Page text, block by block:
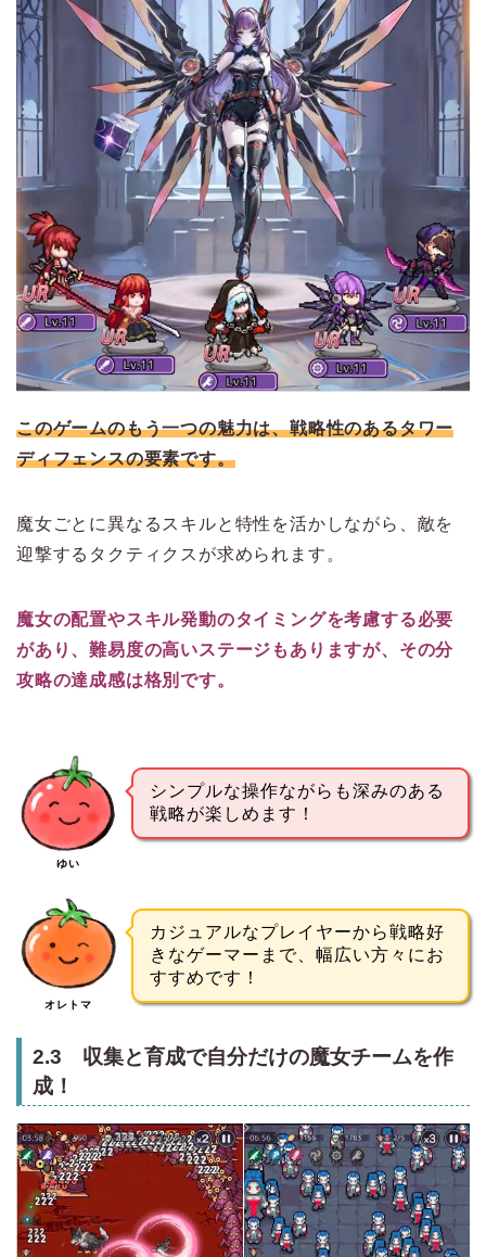
このゲームのもう一つの魅力は、戦略性のあるタワー
ディフェンスの要素です。
魔女ごとに異なるスキルと特性を活かしながら、敵を
迎撃するタクティクスが求められます。
魔女の配置やスキル発動のタイミングを考慮する必要
があり、難易度の高いステージもありますが、その分
攻略の達成感は格別です。
ゆい
シンプルな操作ながらも深みのある
戦略が楽しめます！
オレトマ
カジュアルなプレイヤーから戦略好
きなゲーマーまで、幅広い方々にお
すすめです！
2.3 収集と育成で自分だけの魔女チームを作
成！